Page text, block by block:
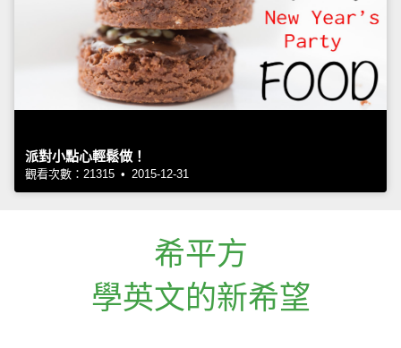
派對小點心輕鬆做！
觀看次數：21315 • 2015-12-31
希平方
學英文的新希望